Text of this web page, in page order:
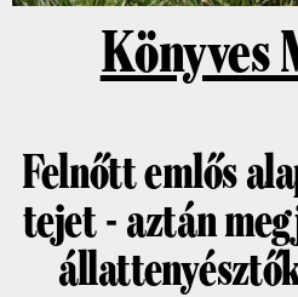
Könyves
Felnőtt emlős
tejet - aztán